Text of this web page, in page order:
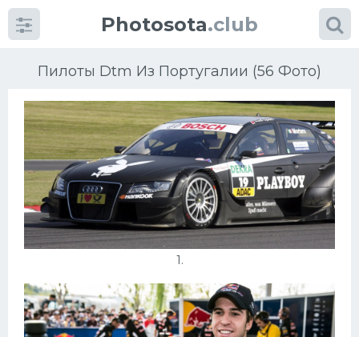
Photosota.club
Пилоты Dtm Из Португалии (56 Фото)
1.
КатегорииФото
Много картинок...
Баскетбол
Хоккей